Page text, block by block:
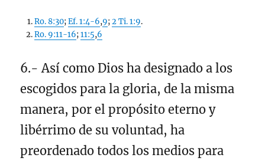
Ro. 8:30;Ef. 1:4-6,9;2 Ti. 1:9.
Ro. 9:11-16;11:5,6
6.- Así como Dios ha designado a los
escogidos para la gloria, de la misma
manera, por el propósito eterno y
libérrimo de su voluntad, ha
preordenado todos los medios para